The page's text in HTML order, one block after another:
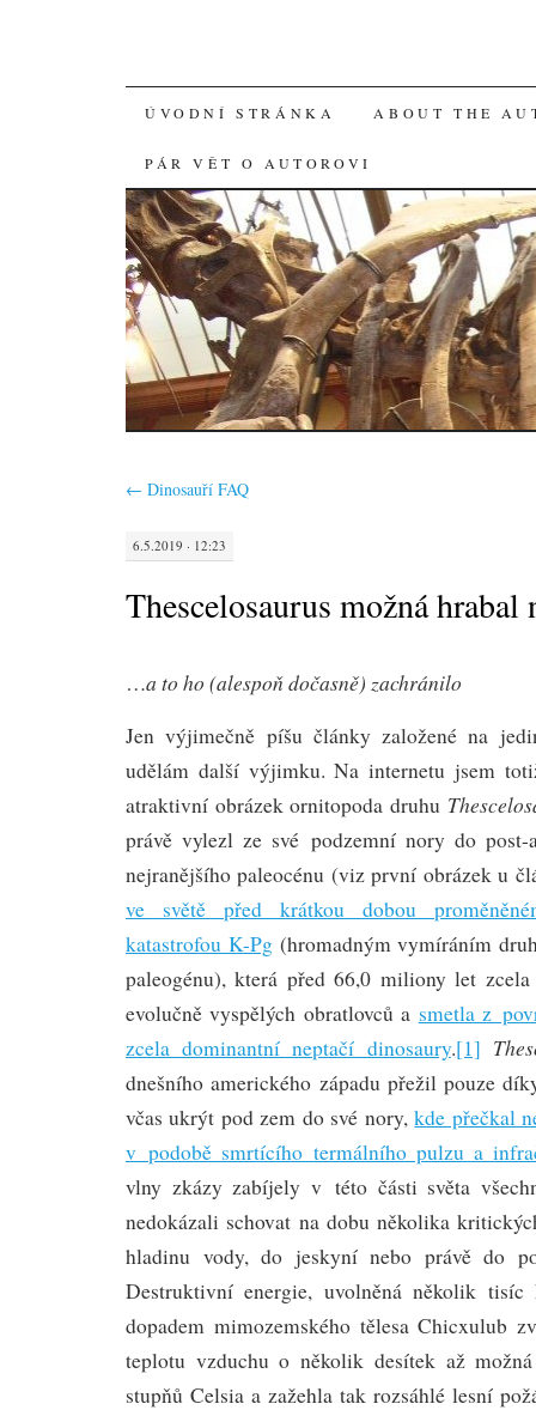
SKIP
TO
CONTENT
ÚVODNÍ STRÁNKA ABOUT THE
PÁR VĚT O AUTOROVI
← Dinosauří FAQ
6.5.2019 · 12:23
Thescelosaurus možná hrabal
…a to ho (alespoň dočasně) zachránilo
Jen výjimečně píšu články založené na
udělám další výjimku. Na internetu jsem
atraktivní obrázek ornitopoda druhu
právě vylezl ze své podzemní nory do post-
nejranějšího paleocénu (viz první obrázek u
ve světě před krátkou dobou
katastrofou K-Pg(hromadným vymíráním
paleogénu), která před 66,0 miliony let
evolučně vyspělých obratlovců a smetla z
zcela dominantní neptačí dinosaury.[1]
dnešního amerického západu přežil pouze
včas ukrýt pod zem do své nory,kde přečkal
v podobě smrtícího termálního pulzu a
vlny zkázy zabíjely v této části světa
nedokázali schovat na dobu několika
hladinu vody, do jeskyní nebo právě do
Destruktivní energie, uvolněná několik tisíc
dopadem mimozemského tělesa Chicxulub
teplotu vzduchu o několik desítek až
stupňů Celsia a zažehla tak rozsáhlé lesní